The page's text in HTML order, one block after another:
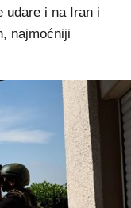
udare i na Iran i
najmoćniji